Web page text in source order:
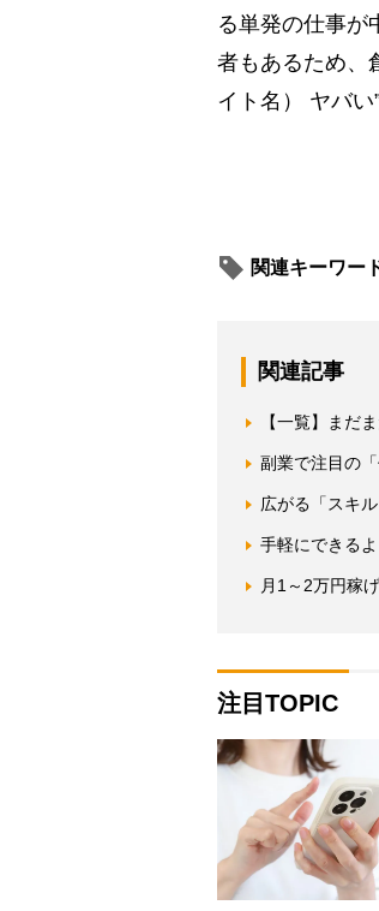
る単発の仕事が
者もあるため、
イト名） ヤバ
関連キーワー
関連記事
【一覧】まだ
副業で注目の
広がる「スキ
手軽にできる
月1～2万円稼
注目TOPIC